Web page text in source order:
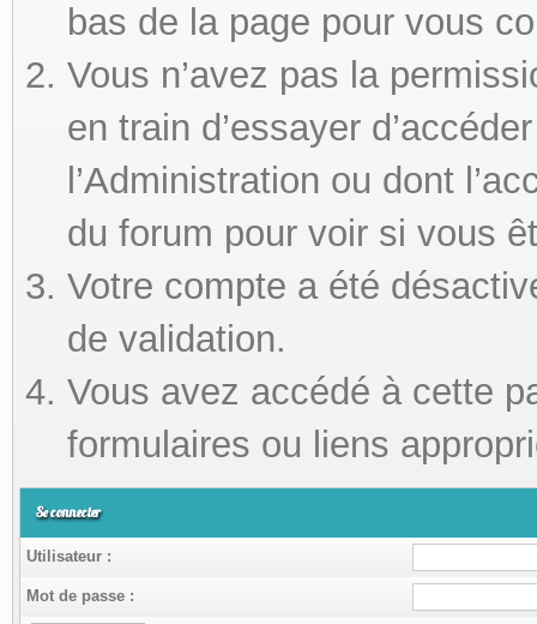
bas de la page pour vous
Vous n’avez pas la
en train d’essayer
l’Administration ou dont
du forum pour voir si vous
Votre compte a été
de validation.
Vous avez accédé à cette
formulaires ou liens
Se connecter
Utilisateur :
Mot de passe :